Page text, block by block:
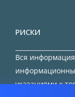
РИСКИ
Вся
указаниями к